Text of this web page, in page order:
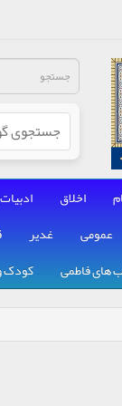
اخلاق
عمومی غدیر
های فاطمی کودک